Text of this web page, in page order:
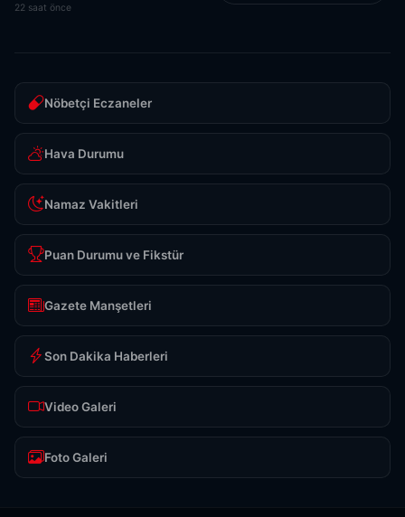
22 saat önce
Nöbetçi Eczaneler
Hava Durumu
Namaz Vakitleri
Puan Durumu ve Fikstür
Gazete Manşetleri
Son Dakika Haberleri
Video Galeri
Foto Galeri